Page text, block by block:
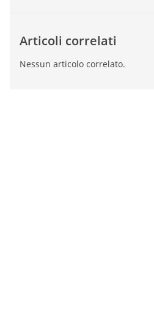
Articoli correlati
Nessun articolo correlato.